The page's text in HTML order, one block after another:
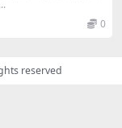
0
reserved